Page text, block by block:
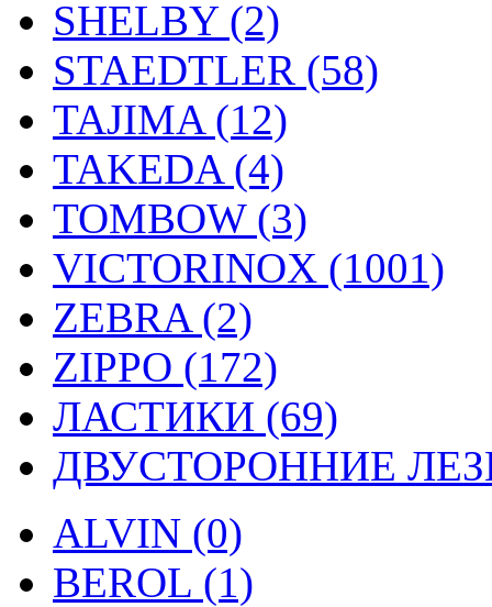
SHELBY (2)
STAEDTLER (58)
TAJIMA (12)
TAKEDA (4)
TOMBOW (3)
VICTORINOX (1001)
ZEBRA (2)
ZIPPO (172)
ЛАСТИКИ (69)
ДВУСТОРОННИЕ
ALVIN (0)
BEROL (1)